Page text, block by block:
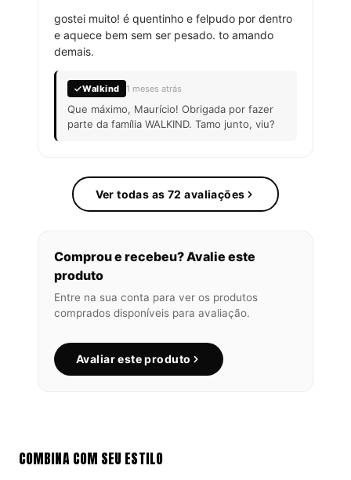
gostei muito! é quentinho e felpudo por dentro
e aquece bem sem ser pesado. to amando
demais.
Walkind 1 meses atrás
Que máximo, Maurício! Obrigada por fazer
parte da família WALKIND. Tamo junto, viu?
Ver todas as 72 avaliações
Comprou e recebeu? Avalie este
produto
Entre na sua conta para ver os produtos
comprados disponíveis para avaliação.
Avaliar este produto
COMBINA COM SEU ESTILO